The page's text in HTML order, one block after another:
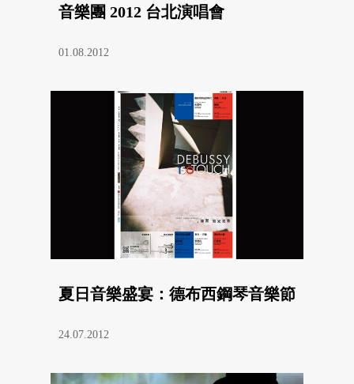
音樂團 2012 台北演唱會
01.08.2012
夏日音樂盛宴：德布西鋼琴音樂節
24.07.2012